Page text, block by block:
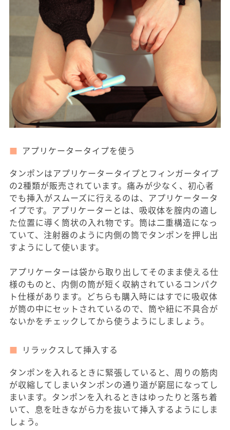
アプリケータータイプを使う
タンポンはアプリケータータイプとフィンガータイプ
の2種類が販売されています。痛みが少なく、初心者
でも挿入がスムーズに行えるのは、アプリケータータ
イプです。アプリケーターとは、吸収体を腟内の適し
た位置に導く筒状の入れ物です。筒は二重構造になっ
ていて、注射器のように内側の筒でタンポンを押し出
すようにして使います。
アプリケーターは袋から取り出してそのまま使える仕
様のものと、内側の筒が短く収納されているコンパク
ト仕様があります。どちらも購入時にはすでに吸収体
が筒の中にセットされているので、筒や紐に不具合が
ないかをチェックしてから使うようにしましょう。
リラックスして挿入する
タンポンを入れるときに緊張していると、周りの筋肉
が収縮してしまいタンポンの通り道が窮屈になってし
まいます。タンポンを入れるときはゆったりと落ち着
いて、息を吐きながら力を抜いて挿入するようにしま
しょう。